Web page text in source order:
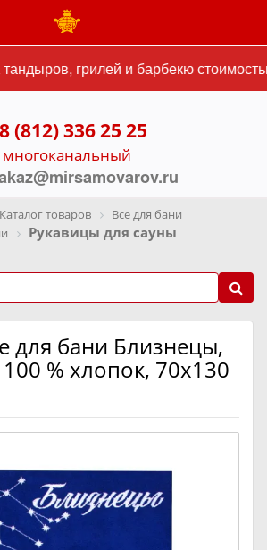
грилей и барбекю
(812) 336 25 25
многоканальный
Каталог товаров
Все для бани
Рукавицы для сауны
для бани Близнецы,
% хлопок, 70х130